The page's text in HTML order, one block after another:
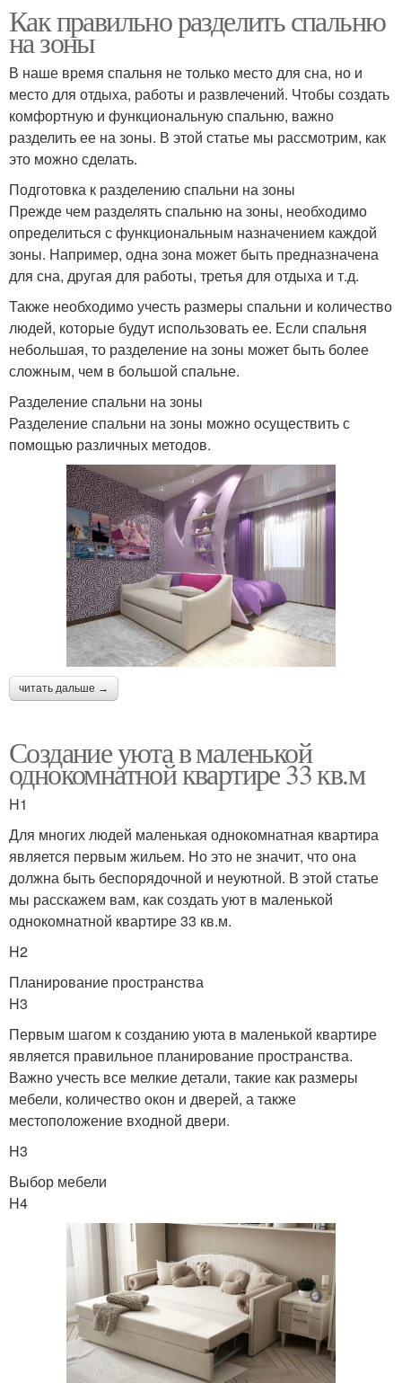
Как правильно разделить спальню
на зоны
В наше время спальня не только место для сна, но и
место для отдыха, работы и развлечений. Чтобы создать
комфортную и функциональную спальню, важно
разделить ее на зоны. В этой статье мы рассмотрим, как
это можно сделать.
Подготовка к разделению спальни на зоны
Прежде чем разделять спальню на зоны, необходимо
определиться с функциональным назначением каждой
зоны. Например, одна зона может быть предназначена
для сна, другая для работы, третья для отдыха и т.д.
Также необходимо учесть размеры спальни и количество
людей, которые будут использовать ее. Если спальня
небольшая, то разделение на зоны может быть более
сложным, чем в большой спальне.
Разделение спальни на зоны
Разделение спальни на зоны можно осуществить с
помощью различных методов.
читать дальше →
Создание уюта в маленькой
однокомнатной квартире 33 кв.м
H1
Для многих людей маленькая однокомнатная квартира
является первым жильем. Но это не значит, что она
должна быть беспорядочной и неуютной. В этой статье
мы расскажем вам, как создать уют в маленькой
однокомнатной квартире 33 кв.м.
H2
Планирование пространства
H3
Первым шагом к созданию уюта в маленькой квартире
является правильное планирование пространства.
Важно учесть все мелкие детали, такие как размеры
мебели, количество окон и дверей, а также
местоположение входной двери.
H3
Выбор мебели
H4